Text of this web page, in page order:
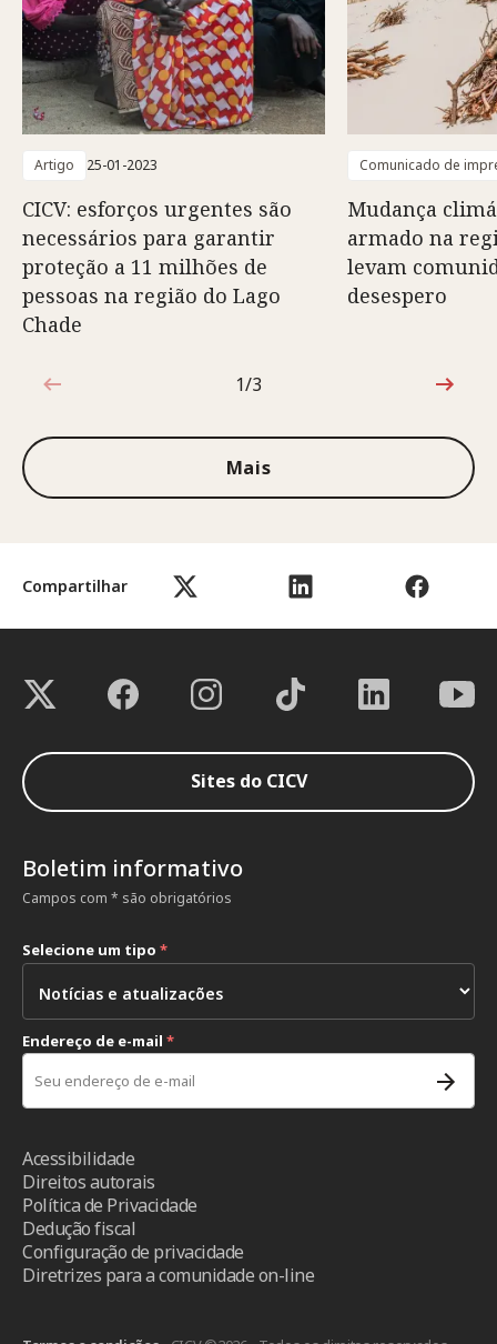
Compartilhar
Artigo 25-01-2023
CICV: esforços urgentes são
necessários para garantir
proteção a 11 milhões de
pessoas na região do Lago
Chade
Comunicado de
Mudança
armado na
levam
desespero
1 de 3
1/3
Mais
Sites do CICV
Boletim informativo
Campos com * são obrigatórios
Selecione um tipo *
Endereço de e-mail *
Acessibilidade
Direitos autorais
Política de Privacidade
Dedução fiscal
Configuração de privacidade
Diretrizes para a comunidade on-line